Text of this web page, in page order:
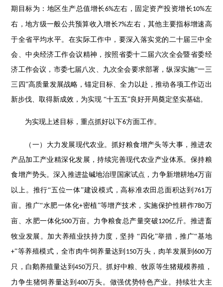
期目标为：地区生产总值增长6%左右，固定资产投资增长10%左
右，地方级一般公共预算收入增长7%左右，其他主要指标增速高
于全省平均水平。在实际工作中，要深入落实党的二十届三中全
会、中央经济工作会议精神，按照省委十二届六次全会暨省委经
济工作会议，市委七届八次、九次全会要求部署，纵深实施“一三
三四”高质量发展战略，锚定目标、全力以赴，推动各项工作迈出
新步伐、取得新成效，为实现 “十五五”良好开局奠定坚实基础。
为实现上述目标，重点抓好以下6方面工作。
（一）大力发展现代农业。抓好粮食增产头等大事，推进农
产品加工产业精深化发展，持续完善现代农业产业体系。保持粮
食增产势头。深入推进盐碱地治理国家试点，力争新增耕地4万亩
以上。推行“五位一体”建设模式，高标准农田总面积达到 761万
亩。推广“水肥一体化+密植”等增产技术，实施保护性耕作780万
亩、水肥一体化500万亩。力争粮食总产量突破120亿斤。推进畜
牧业发展。加大养殖业扶持力度，坚持 “四化”举措，推广“基地
+”等养殖模式，全市肉牛饲养量达到 150万头，肉羊发展到600万
只，白鹅养殖量达到 450万只。抓好中粮、牧原等生猪规模养殖，
力争生猪饲养量达到 400万头。做强优势特色产业。持续壮大主